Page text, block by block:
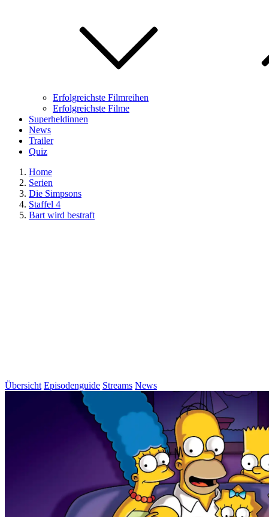
Erfolgreichste Filmreihen
Erfolgreichste Filme
Superheldinnen
News
Trailer
Quiz
Home
Serien
Die Simpsons
Staffel 4
Bart wird bestraft
Übersicht Episodenguide Streams News